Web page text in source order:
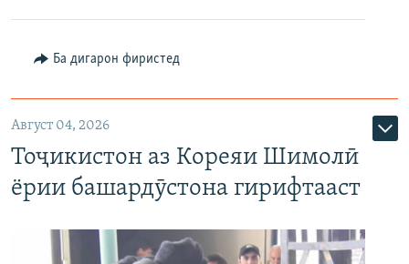
Ба дигарон фиристед
Август 04, 2026
Тоҷикистон аз Кореяи Шимолӣ
ёрии башардӯстона гирифтааст